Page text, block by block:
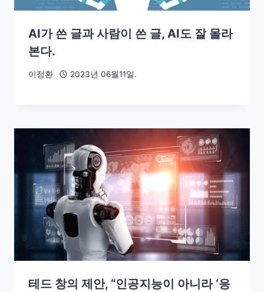
AI가 쓴 글과 사람이 쓴 글, AI도 잘 몰라
본다.
이정환 2023년 06월11일.
테드 창의 제안, “인공지능이 아니라 ‘응